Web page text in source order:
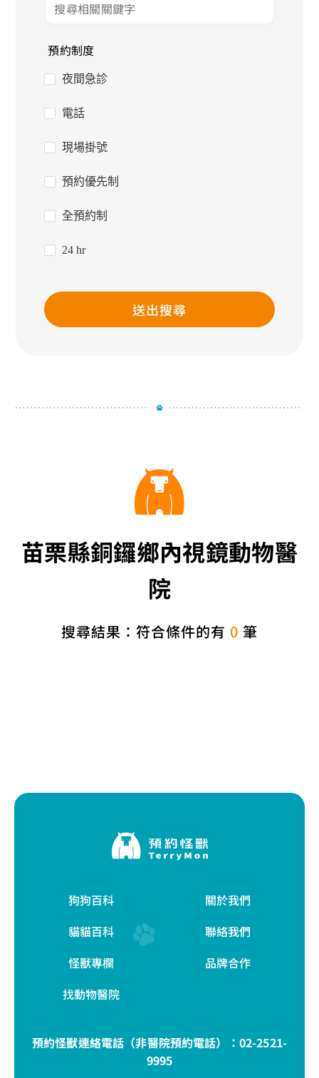
預約制度
夜間急診
電話
現場掛號
預約優先制
全預約制
24 hr
送出搜尋
苗栗縣銅鑼鄉內視鏡動物醫
院
搜尋結果：符合條件的有 0 筆
狗狗百科
貓貓百科
怪獸專欄
找動物醫院
關於我們
聯絡我們
品牌合作
預約怪獸連絡電話（非醫院預約電話）： 02-2521-
9995